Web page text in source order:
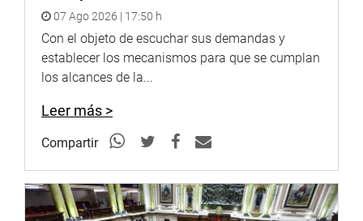
07 Ago 2026 | 17:50 h
Con el objeto de escuchar sus demandas y
establecer los mecanismos para que se cumplan
los alcances de la...
Leer más >
Compartir